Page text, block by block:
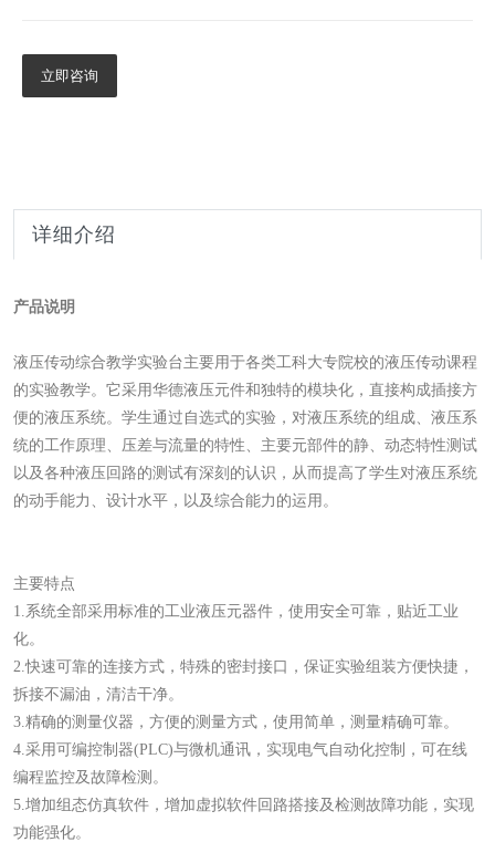
立即咨询
详细介绍
产品说明
液压传动综合教学实验台主要用于各类工科大专院校的液压传动课程
的实验教学。它采用华德液压元件和独特的模块化，直接构成插接方
便的液压系统。学生通过自选式的实验，对液压系统的组成、液压系
统的工作原理、压差与流量的特性、主要元部件的静、动态特性测试
以及各种液压回路的测试有深刻的认识，从而提高了学生对液压系统
的动手能力、设计水平，以及综合能力的运用。
主要特点
1.系统全部采用标准的工业液压元器件，使用安全可靠，贴近工业
化。
2.快速可靠的连接方式，特殊的密封接口，保证实验组装方便快捷，
拆接不漏油，清洁干净。
3.精确的测量仪器，方便的测量方式，使用简单，测量精确可靠。
4.采用可编控制器(PLC)与微机通讯，实现电气自动化控制，可在线
编程监控及故障检测。
5.增加组态仿真软件，增加虚拟软件回路搭接及检测故障功能，实现
功能强化。